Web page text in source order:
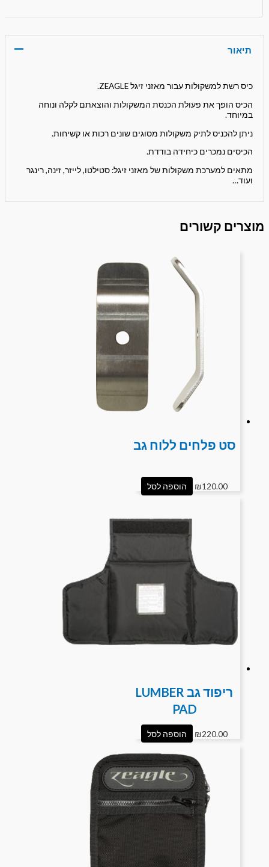
תיאור
כיס רשת למשקולות עבור מאזני זיגל ZEAGLE.
הכיס הופך את פעולת הכנסת המשקולות והוצאתם לקלה ונוחה
במיוחד.
ניתן להכניס לתיק משקולות מסוגים שונים רכות או קשיחות.
הכיסים נמכרים כיחידה בודדת.
מתאים למערכת משקולות של מאזני זיגל: סטילטו, לייזר, זינה, רינגר
ועוד…
מוצרים קשורים
סט פלחים ללוח גב
₪120.00 הוספה לסל
ריפוד גב LUMBER
PAD
₪220.00 הוספה לסל